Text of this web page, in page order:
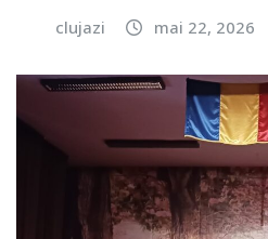
clujazi mai 22, 2026